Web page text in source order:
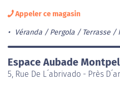
Appeler ce magasin
Véranda / Pergola / Terrasse
Espace Aubade
5, Rue De L´abrivado - Près